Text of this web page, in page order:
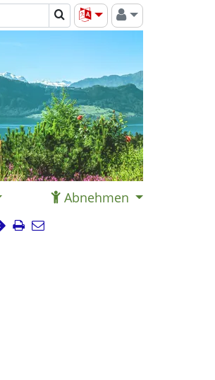
Abnehmen